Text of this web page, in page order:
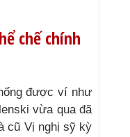
chế chính
được ví như
vừa qua đã
cũ Vị nghị sỹ kỳ